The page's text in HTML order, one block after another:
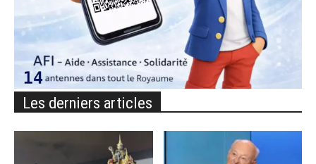
Les derniers articles